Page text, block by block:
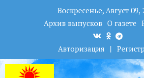
Воскресенье, Август 09,
Архив выпусков О газете
Авторизация |